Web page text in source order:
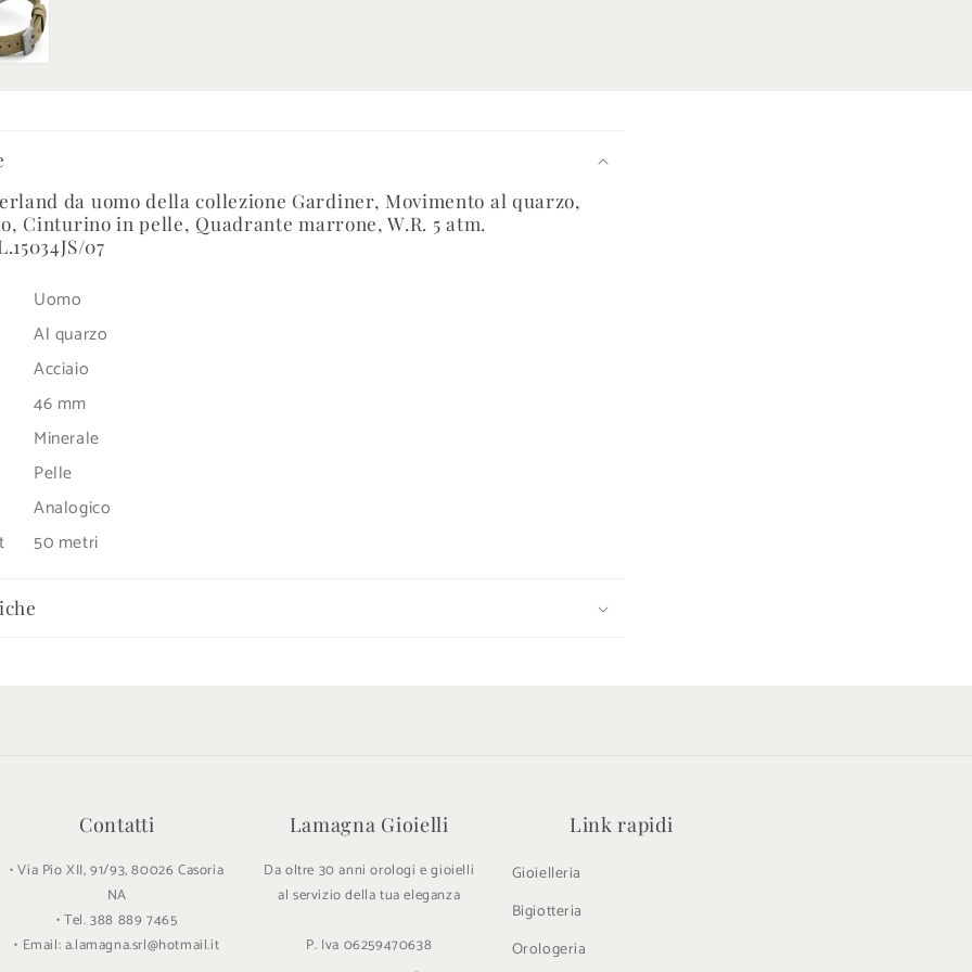
da uomo della collezione Gardiner, Movimento al quarzo,
Cinturino in pelle, Quadrante marrone, W.R. 5 atm.
07
Uomo
Al quarzo
Acciaio
46 mm
Minerale
Pelle
Analogico
50 metri
Contatti
• Via Pio XII, 91/93, 80026 Casoria
NA
• Tel. 388 889 7465
• Email: a.lamagna.srl@hotmail.it
Lamagna Gioielli
Da oltre 30 anni orologi e gioielli
al servizio della tua eleganza
P. Iva 06259470638
Link rapidi
Gioielleria
Bigiotteria
Orologeria